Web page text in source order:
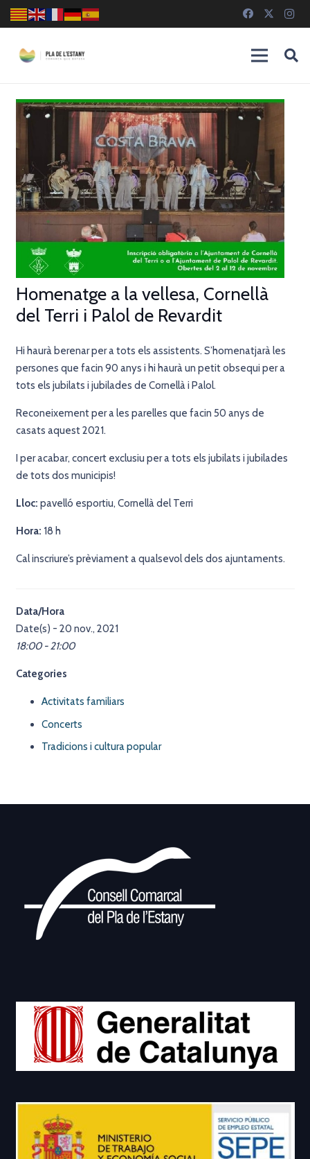
Homenatge a la vellesa, Cornellà
del Terri i Palol de Revardit
Hi haurà berenar per a tots els assistents. S’homenatjarà les
persones que facin 90 anys i hi haurà un petit obsequi per a
tots els jubilats i jubilades de Cornellà i Palol.
Reconeixement per a les parelles que facin 50 anys de
casats aquest 2021.
I per acabar, concert exclusiu per a tots els jubilats i jubilades
de tots dos municipis!
Lloc: pavelló esportiu, Cornellà del Terri
Hora: 18 h
Cal inscriure’s prèviament a qualsevol dels dos ajuntaments.
Data/Hora
Date(s) - 20 nov., 2021
18:00 - 21:00
Categories
Activitats familiars
Concerts
Tradicions i cultura popular